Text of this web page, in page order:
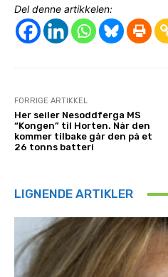
Del denne artikkelen:
FORRIGE ARTIKKEL
Her seiler Nesoddferga MS
“Kongen” til Horten. Når den
kommer tilbake går den på et
26 tonns batteri
LIGNENDE ARTIKLER